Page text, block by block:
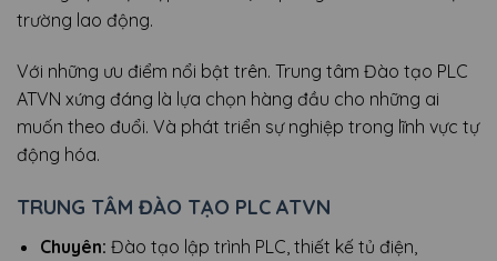
trường lao động.
Với những ưu điểm nổi bật trên. Trung tâm Đào tạo PLC
ATVN xứng đáng là lựa chọn hàng đầu cho những ai
muốn theo đuổi. Và phát triển sự nghiệp trong lĩnh vực tự
động hóa.
TRUNG TÂM ĐÀO TẠO PLC ATVN
Chuyên: Đào tạo lập trình PLC, thiết kế tủ điện,